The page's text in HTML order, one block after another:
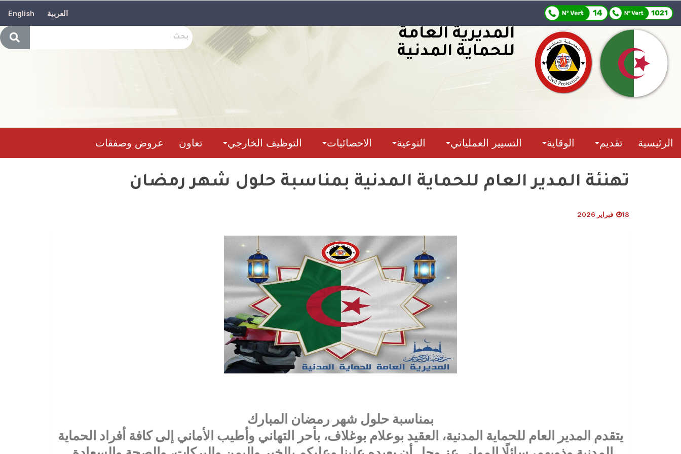
العربية English
المديرية العامة
للحماية المدنية
الرئيسية تقديم الوقاية التسيير العملياتي التوعية الاحصائيات التوظيف الخارجي تعاون عروض وصفقات
تهنئة المدير العام للحماية المدنية بمناسبة حلول شهر رمضان
18 فبراير 2026
بمناسبة حلول شهر رمضان المبارك
يتقدم المدير العام للحماية المدنية، العقيد بوعلام بوغلاف، بأحر التهاني وأطيب الأماني إلى كافة أفراد الحماية